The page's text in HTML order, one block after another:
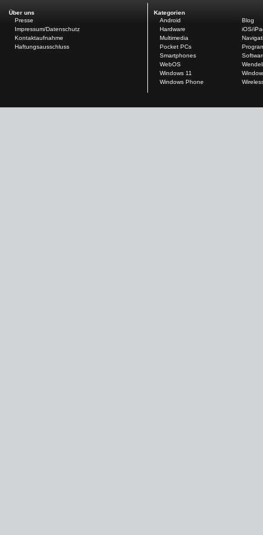
Über uns
Presse
Impressum/Datenschutz
Kontaktaufnahme
Haftungsausschluss
Kategorien
Android
Blog
Hardware
iOS/
Multimedia
Pocket PCs
Smartphones
WebOS
Windows 11
Windows Phone